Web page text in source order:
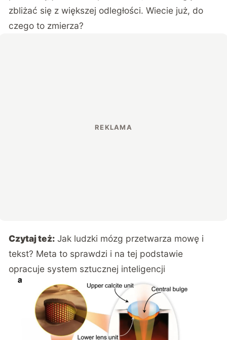
zbliżać się z większej odległości. Wiecie już, do
czego to zmierza?
Czytaj też: Jak ludzki mózg przetwarza mowę i
tekst? Meta to sprawdzi i na tej podstawie
opracuje system sztucznej inteligencji